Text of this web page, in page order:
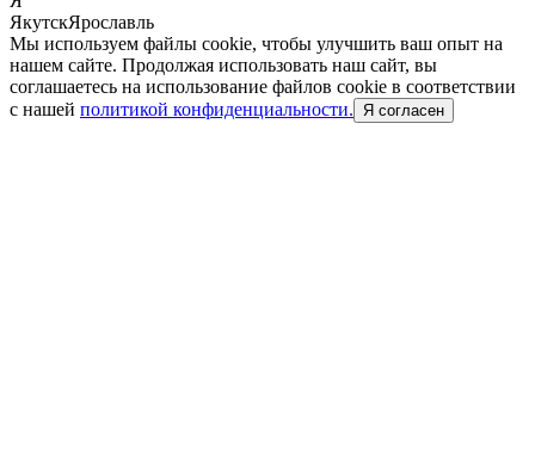
ЯкутскЯрославль
Мы используем файлы cookie, чтобы улучшить ваш опыт на
нашем сайте. Продолжая использовать наш сайт, вы
соглашаетесь на использование файлов cookie в соответствии
с нашей политикой конфиденциальности. Я согласен